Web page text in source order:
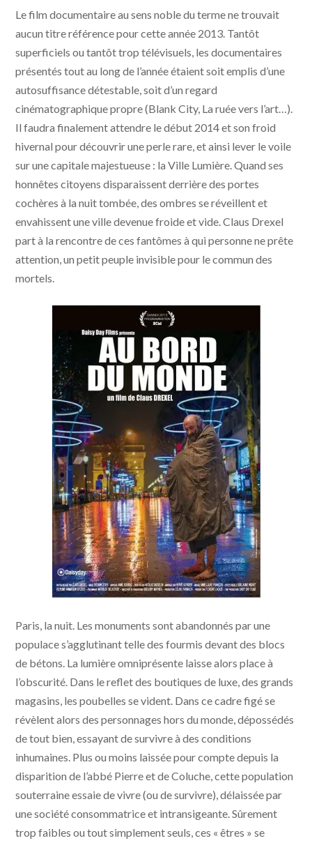
Le film documentaire au sens noble du terme ne trouvait
aucun titre référence pour cette année 2013. Tantôt
superficiels ou tantôt trop télévisuels, les documentaires
présentés tout au long de l’année étaient soit emplis d’une
autosuffisance détestable, soit d’un regard
cinématographique propre (Blank City, La ruée vers l’art…).
Il faudra finalement attendre le début 2014 et son froid
hivernal pour découvrir une perle rare, et ainsi lever le voile
sur une capitale majestueuse : la Ville Lumière. Quand ses
honnêtes citoyens disparaissent derrière des portes
cochères à la nuit tombée, des ombres se réveillent et
envahissent une ville devenue froide et vide. Claus Drexel
part à la rencontre de ces fantômes à qui personne ne prête
attention, un petit peuple invisible pour le commun des
mortels.
Paris, la nuit. Les monuments sont abandonnés par une
populace s’agglutinant telle des fourmis devant des blocs
de bétons. La lumière omniprésente laisse alors place à
l’obscurité. Dans le reflet des boutiques de luxe, des grands
magasins, les poubelles se vident. Dans ce cadre figé se
révèlent alors des personnages hors du monde, dépossédés
de tout bien, essayant de survivre à des conditions
inhumaines. Plus ou moins laissée pour compte depuis la
disparition de l’abbé Pierre et de Coluche, cette population
souterraine essaie de vivre (ou de survivre), délaissée par
une société consommatrice et intransigeante. Sûrement
trop faibles ou tout simplement seuls, ces « êtres » se